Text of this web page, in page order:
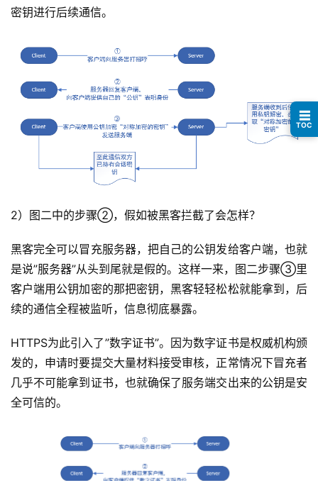
密钥进行后续通信。
2）图二中的步骤②，假如被黑客拦截了会怎样？
黑客完全可以冒充服务器，把自己的公钥发给客户端，也就
是说”服务器”从头到尾就是假的。这样一来，图二步骤③里
客户端用公钥加密的那把密钥，黑客轻轻松松就能拿到，后
续的通信全程被监听，信息彻底暴露。
HTTPS为此引入了”数字证书”。因为数字证书是权威机构颁
发的，申请时要提交大量材料接受审核，正常情况下冒充者
几乎不可能拿到证书，也就确保了服务端交出来的公钥是安
全可信的。
☰
TOC